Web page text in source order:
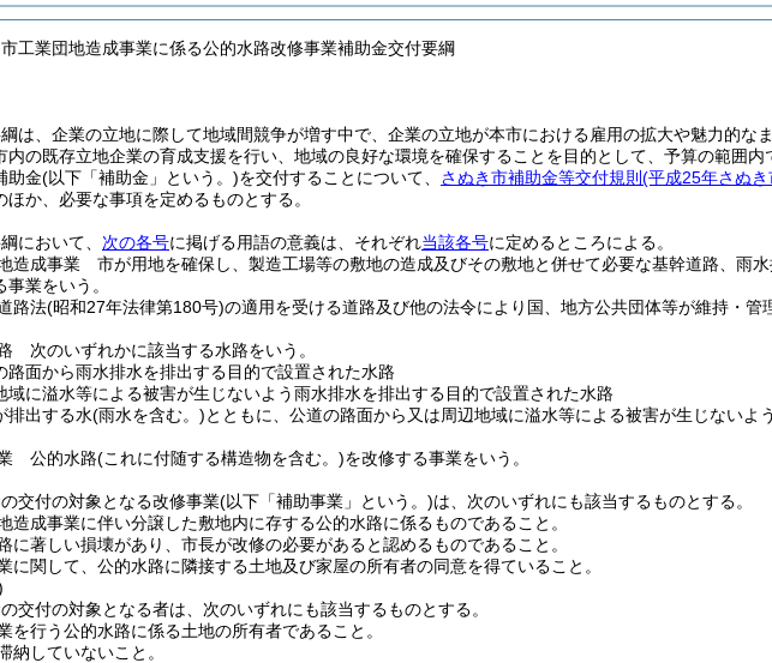
工業団地造成事業に係る公的水路改修事業補助金交付要綱
は、企業の立地に際して地域間競争が増す中で、企業の立地が本市における雇用の拡大や魅力的な
内の既存立地企業の育成支援を行い、地域の良好な環境を確保することを目的として、予算の範囲
助金(以下「補助金」という。)を交付することについて、 さぬき市補助金等交付規則 (平成25年さぬ
ほか、必要な事項を定めるものとする。
において、 次の各号に掲げる用語の意義は、それぞれ当該各号に定めるところによる。
造成事業 市が用地を確保し、製造工場等の敷地の造成及びその敷地と併せて必要な基幹道路、雨
事業をいう。
路法(昭和27年法律第180号)の適用を受ける道路及び他の法令により国、地方公共団体等が維持・
次のいずれかに該当する水路をいう。
路面から雨水排水を排出する目的で設置された水路
域に溢水等による被害が生じないよう雨水排水を排出する目的で設置された水路
排出する水(雨水を含む。)とともに、公道の路面から又は周辺地域に溢水等による被害が生じないよ
公的水路(これに付随する構造物を含む。)を改修する事業をいう。
交付の対象となる改修事業(以下「補助事業」という。)は、次のいずれにも該当するものとする。
造成事業に伴い分譲した敷地内に存する公的水路に係るものであること。
に著しい損壊があり、市長が改修の必要があると認めるものであること。
に関して、公的水路に隣接する土地及び家屋の所有者の同意を得ていること。
交付の対象となる者は、次のいずれにも該当するものとする。
を行う公的水路に係る土地の所有者であること。
納していないこと。